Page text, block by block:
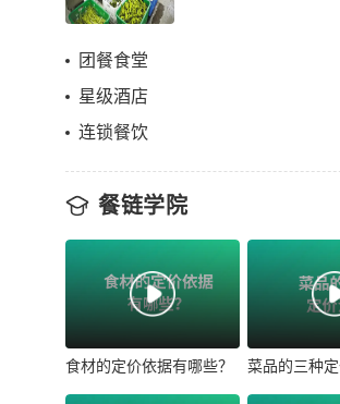
团餐食堂
星级酒店
连锁餐饮
餐链学院
食材的定价依据有哪些？ 菜品的三种定